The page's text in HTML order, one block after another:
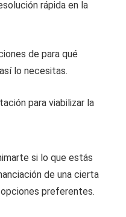
rápida en la
de para qué
lo necesitas.
para viabilizar la
si lo que estás
de una cierta
preferentes.